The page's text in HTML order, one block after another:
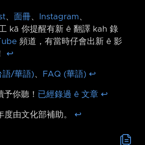
、 面冊、 Instagram、
工 kā 你提醒有新 ê 翻譯 kah 錄
頻道，有當時仔會出新 ê 影
↩︎
語/華語)、 FAQ (華語) ↩︎
你聽！ 已經錄過 ê 文章 ↩︎
由文化部補助。 ↩︎